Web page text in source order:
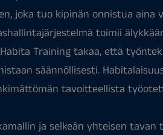
joka tuo kipinän onnistua aina
toimii
Training takaa, että
säännöllisesti.
tavoitteellista
ja selkeän yhteisen tavan